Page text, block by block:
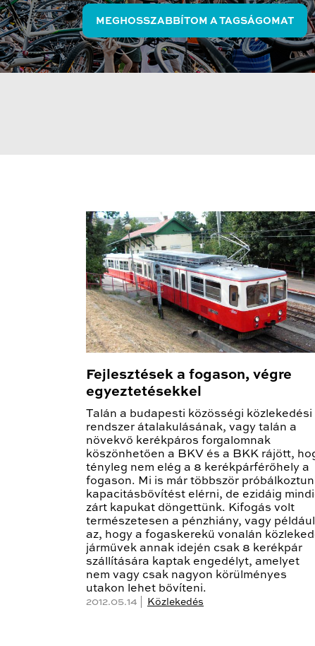
MEGHOSSZABBÍTOM A TAGSÁGOMAT
Fejlesztések a fogason, végre
egyeztetésekkel
Talán a budapesti közösségi közlekedési
rendszer átalakulásának, vagy talán a
növekvő kerékpáros forgalomnak
köszönhetően a BKV és a BKK rájött,
tényleg nem elég a 8 kerékpárférőhely a
fogason. Mi is már többször
kapacitásbővítést elérni, de ezidáig
zárt kapukat döngettünk. Kifogás volt
természetesen a pénzhiány, vagy például
az, hogy a fogaskerekű vonalán
járművek annak idején csak 8 kerékpár
szállítására kaptak engedélyt, amelyet
nem vagy csak nagyon körülményes
utakon lehet bővíteni.
2012.05.14 | Közlekedés